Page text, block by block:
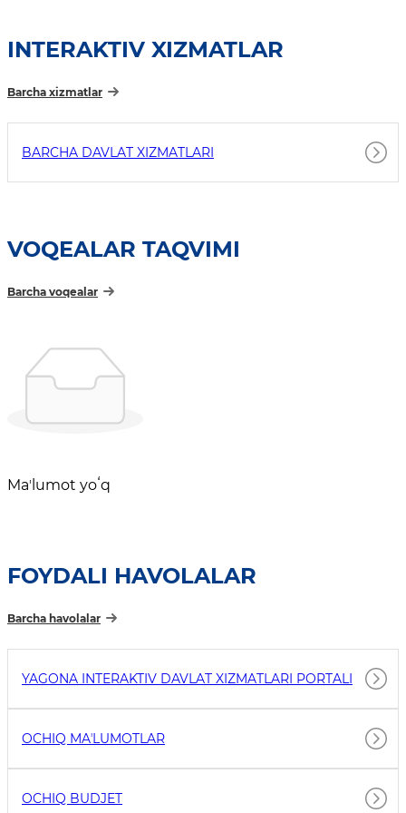
INTERAKTIV XIZMATLAR
Barcha xizmatlar
BARCHA DAVLAT XIZMATLARI
VOQEALAR TAQVIMI
Barcha voqealar
Maʼlumot yoʻq
FOYDALI HAVOLALAR
Barcha havolalar
YAGONA INTERAKTIV DAVLAT XIZMATLARI PORTALI
OCHIQ MAʼLUMOTLAR
OCHIQ BUDJET